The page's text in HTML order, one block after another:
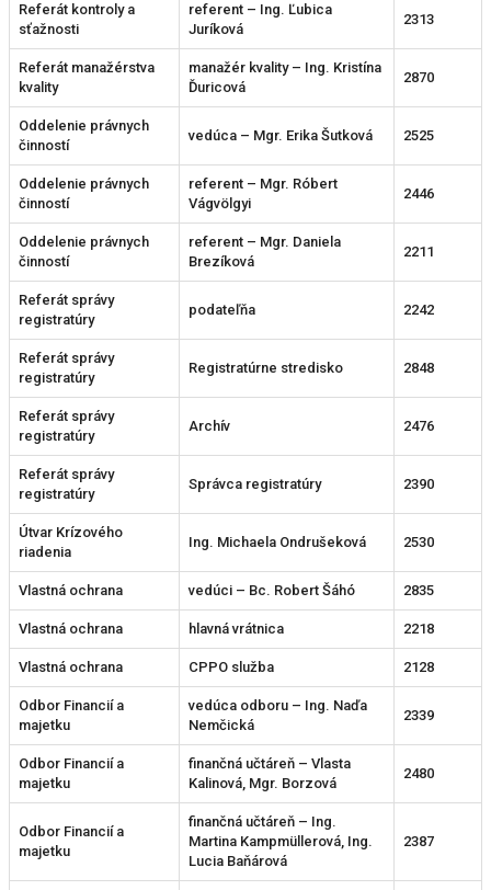
Referát kontroly a
sťažnosti
referent – Ing. Ľubica
Juríková
2313
Referát manažérstva
kvality
manažér kvality – Ing. Kristína
Ďuricová
2870
Oddelenie právnych
činností
vedúca – Mgr. Erika Šutková 2525
Oddelenie právnych
činností
referent – Mgr. Róbert
Vágvölgyi
2446
Oddelenie právnych
činností
referent – Mgr. Daniela
Brezíková
2211
Referát správy
registratúry
podateľňa 2242
Referát správy
registratúry
Registratúrne stredisko 2848
Referát správy
registratúry
Archív 2476
Referát správy
registratúry
Správca registratúry 2390
Útvar Krízového
riadenia
Ing. Michaela Ondrušeková 2530
Vlastná ochrana vedúci – Bc. Robert Šáhó 2835
Vlastná ochrana hlavná vrátnica 2218
Vlastná ochrana CPPO služba 2128
Odbor Financií a
majetku
vedúca odboru – Ing. Naďa
Nemčická
2339
Odbor Financií a
majetku
finančná učtáreň – Vlasta
Kalinová, Mgr. Borzová
2480
Odbor Financií a
majetku
finančná učtáreň – Ing.
Martina Kampmüllerová, Ing.
Lucia Baňárová
2387